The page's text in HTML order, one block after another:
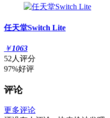
任天堂Switch Lite
￥1063
52人评分
97%好评
评论
更多评论